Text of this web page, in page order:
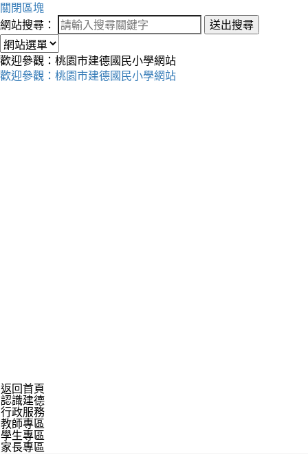
關閉區塊
網站搜尋：
送出搜尋
歡迎參觀：桃園市建德國民小學網站
歡迎參觀：桃園市建德國民小學網站
返回首頁
認識建德
行政服務
教師專區
學生專區
家長專區